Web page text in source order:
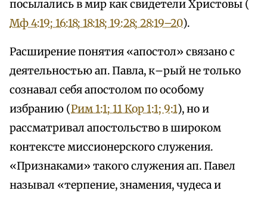
посылались в мир как свидетели Христовы (
Мф 4:19; 16:18; 18:18; 19:28; 28:19–20).
Расширение понятия «апостол» связано с
деятельностью ап. Павла, к–рый не только
сознавал себя апостолом по особому
избранию (Рим 1:1; 11 Кор 1:1; 9:1), но и
рассматривал апостольство в широком
контексте миссионерского служения.
«Признаками» такого служения ап. Павел
называл «терпение, знамения, чудеса и